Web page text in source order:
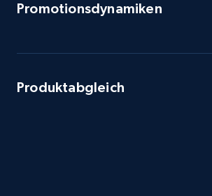
eBay - Collect records by category
Promotionsdynamiken
Produktabgleich